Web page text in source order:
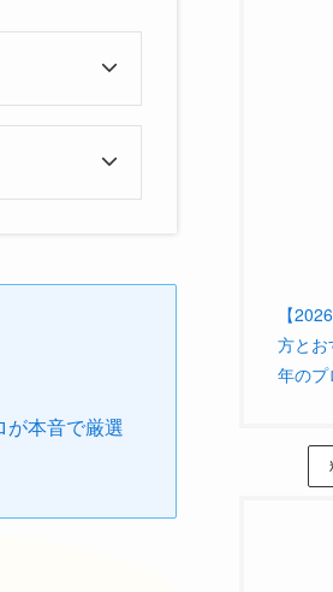
が本音で厳選
【
方と
年のプ